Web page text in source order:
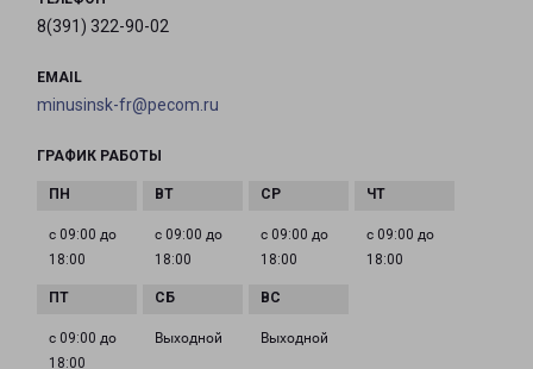
8(391) 322-90-02
EMAIL
minusinsk-fr@pecom.ru
ГРАФИК РАБОТЫ
с 09:00 до
18:00
с 09:00 до
18:00
с 09:00 до
18:00
с 09:00 до
18:00
с 09:00 до
18:00
Выходной Выходной